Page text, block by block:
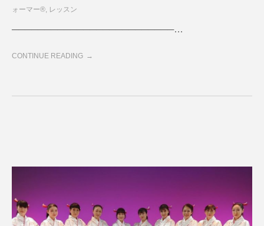
ォーマー® レッスン
─────────────────────────…
CONTINUE READING